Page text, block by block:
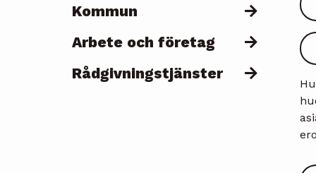
Kommun
Arbete och företag
Rådgivningstjänster